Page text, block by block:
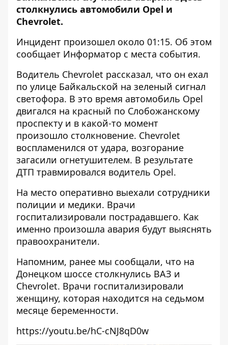
столкнулись автомобили Opel и
Chevrolet.
Инцидент произошел около 01:15. Об этом
сообщает Информатор с места события.
Водитель Chevrolet рассказал, что он ехал
по улице Байкальской на зеленый сигнал
светофора. В это время автомобиль Opel
двигался на красный по Слобожанскому
проспекту и в какой-то момент
произошло столкновение. Chevrolet
воспламенился от удара, возгорание
загасили огнетушителем. В результате
ДТП травмировался водитель Opel.
На место оперативно выехали сотрудники
полиции и медики. Врачи
госпитализировали пострадавшего. Как
именно произошла авария будут выяснять
правоохранители.
Напомним, ранее мы сообщали, что на
Донецком шоссе столкнулись ВАЗ и
Chevrolet. Врачи госпитализировали
женщину, которая находится на седьмом
месяце беременности.
https://youtu.be/hC-cNJ8qD0w